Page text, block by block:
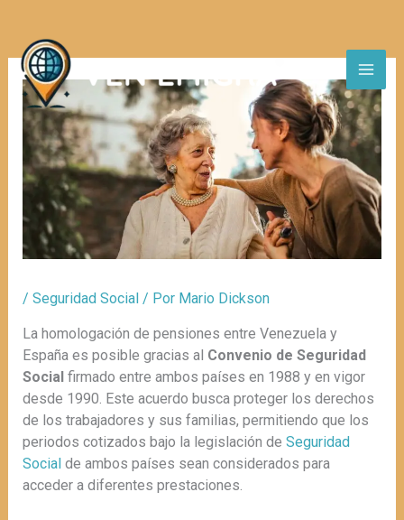
contenido
/ Seguridad Social / Por Mario Dickson
La homologación de pensiones entre Venezuela y
España es posible gracias al Convenio de Seguridad
Social firmado entre ambos países en 1988 y en vigor
desde 1990. Este acuerdo busca proteger los derechos
de los trabajadores y sus familias, permitiendo que los
periodos cotizados bajo la legislación de Seguridad
Social de ambos países sean considerados para
acceder a diferentes prestaciones.